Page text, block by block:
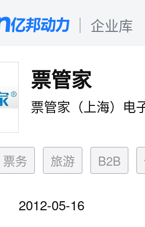
企业库
票管家
票管家（上海）电
票务 旅游 B2B
2012-05-16